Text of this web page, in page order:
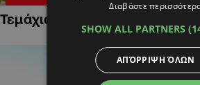
Τεμάχια Γης σε Οικιστικές
Διαβάστε
SHOW ALL PARTNERS
ΑΠΌΡΡΙΨΗ ΌΛΩΝ